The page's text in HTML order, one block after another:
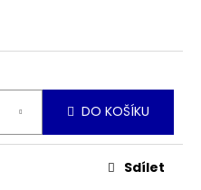
DO KOŠÍKU
Sdílet